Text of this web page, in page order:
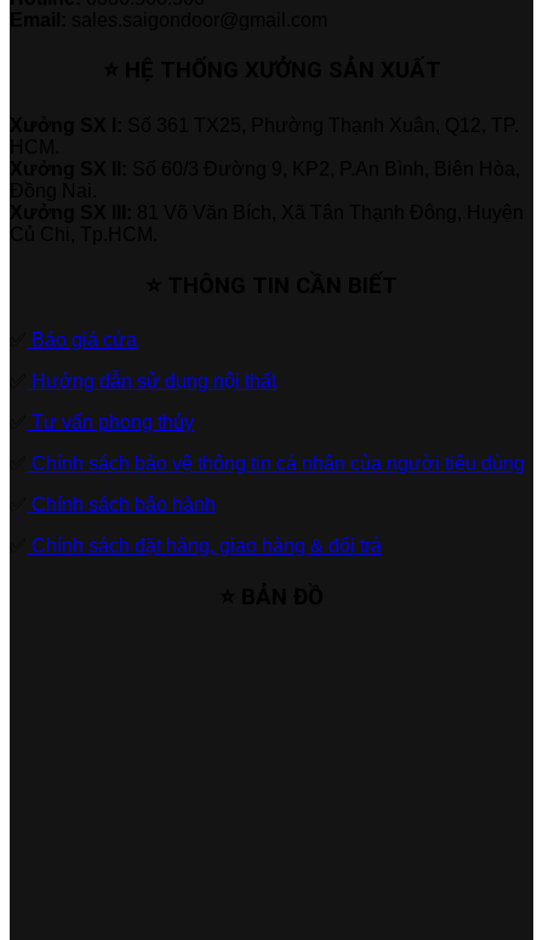
Báo giá cửa
Hướng dẫn sử dụng nội thất
Tư vấn phong thủy
Chính sách bảo vệ thông tin cá nhân của người tiêu dùng
Chính sách bảo hành
Chính sách đặt hàng, giao hàng & đổi trả